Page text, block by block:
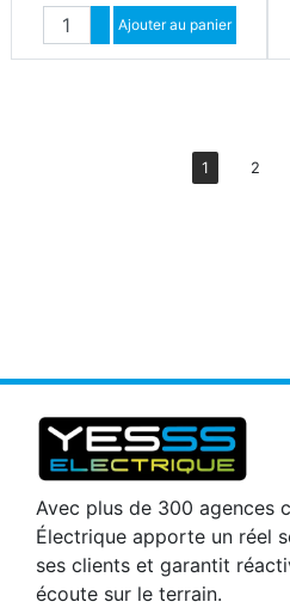
Quantité
Augmenter quantité
Diminuer quantité
Ajouter au panier
1 2
Avec plus de 300 agences
Électrique apporte un réel
ses clients et garantit
écoute sur le terrain.